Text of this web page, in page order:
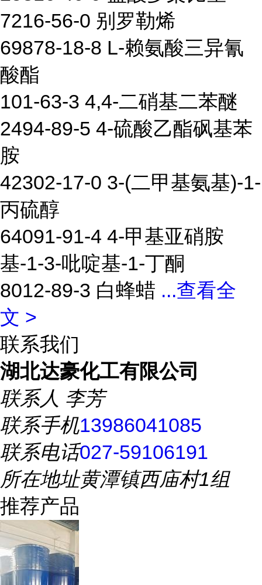
7216-56-0 别罗勒烯
69878-18-8 L-赖氨酸三异氰
酸酯
101-63-3 4,4-二硝基二苯醚
2494-89-5 4-硫酸乙酯砜基苯
胺
42302-17-0 3-(二甲基氨基)-1-
丙硫醇
64091-91-4 4-甲基亚硝胺
基-1-3-吡啶基-1-丁酮
8012-89-3 白蜂蜡 ...查看全
文 >
联系我们
湖北达豪化工有限公司
联系人 李芳
联系手机13986041085
联系电话027-59106191
所在地址黄潭镇西庙村1组
推荐产品